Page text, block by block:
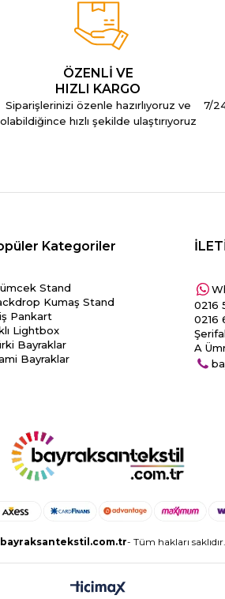
ÖZENLİ VE
HIZLI KARGO
Siparişlerinizi özenle hazırlıyoruz ve
olabildiğince hızlı şekilde ulaştırıyoruz
7/
Kategoriler
Stand
Kumaş Stand
Pankart
Lightbox
Bayraklar
Bayraklar
0216
0216
A
bayraksantekstil.com.tr- Tüm hakları saklıdır.